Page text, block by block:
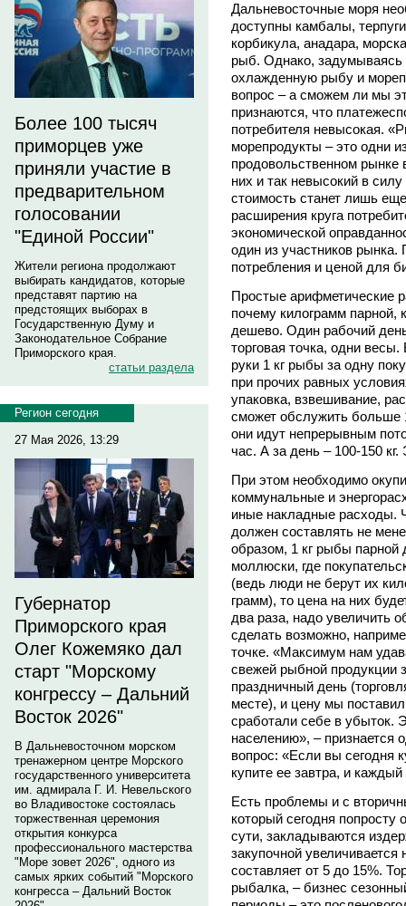
Более 100 тысяч
приморцев уже
приняли участие в
предварительном
голосовании
"Единой России"
Жители региона продолжают
выбирать кандидатов, которые
представят партию на
предстоящих выборах в
Государственную Думу и
Законодательное Собрание
Приморского края.
статьи раздела
Регион сегодня
27 Мая 2026, 13:29
Губернатор
Приморского края
Олег Кожемяко дал
старт "Морскому
конгрессу – Дальний
Восток 2026"
В Дальневосточном морском
тренажерном центре Морского
государственного университета
им. адмирала Г. И. Невельского
во Владивостоке состоялась
торжественная церемония
открытия конкурса
профессионального мастерства
"Море зовет 2026", одного из
самых ярких событий "Морского
конгресса – Дальний Восток
Дальневосточные моря
доступны камбалы,
корбикула, анадара,
рыб. Однако, задумываясь
охлажденную рыбу и
вопрос – а сможем ли мы
признаются, что
потребителя невысокая.
морепродукты – это одни
продовольственном рынке
них и так невысокий в
стоимость станет лишь
расширения круга
экономической
один из участников
потребления и ценой для
Простые арифметические
почему килограмм парной,
дешево. Один рабочий
торговая точка, одни
руки 1 кг рыбы за одну
при прочих равных
упаковка, взвешивание,
сможет обслужить больше
они идут непрерывным
час. А за день – 100-150
При этом необходимо
коммунальные и
иные накладные расходы.
должен составлять не
образом, 1 кг рыбы парной
моллюски, где
(ведь люди не берут их
грамм), то цена на них
два раза, надо увеличить
сделать возможно,
точке. «Максимум нам
свежей рыбной продукции
праздничный день
месте), и цену мы
сработали себе в убыток.
населению», – признается
вопрос: «Если вы сегодня
купите ее завтра, и
Есть проблемы и с
который сегодня попросту
сути, закладываются
закупочной
составляет от 5 до 15%.
рыбалка, – бизнес